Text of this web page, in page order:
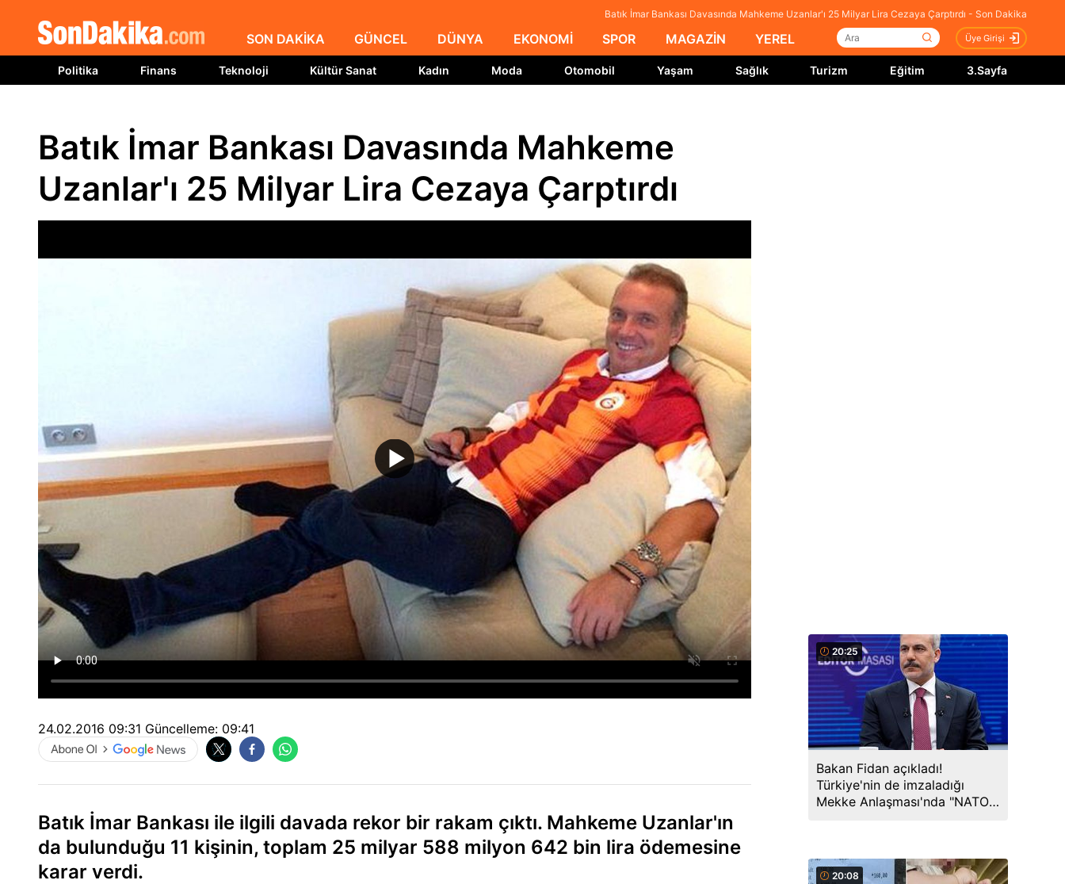
Batık İmar Bankası Davasında Mahkeme Uzanlar'ı 25 Milyar Lira Cezaya Çarptırdı - Son Dakika
SON DAKİKA GÜNCEL DÜNYA EKONOMİ SPOR MAGAZİN YEREL Üye Girişi
Politika Finans Teknoloji Kültür Sanat Kadın Moda Otomobil Yaşam Sağlık Turizm Eğitim 3.Sayfa
Batık İmar Bankası Davasında Mahkeme
Uzanlar'ı 25 Milyar Lira Cezaya Çarptırdı
24.02.2016 09:31 Güncelleme: 09:41
Batık İmar Bankası ile ilgili davada rekor bir rakam çıktı. Mahkeme Uzanlar'ın
da bulunduğu 11 kişinin, toplam 25 milyar 588 milyon 642 bin lira ödemesine
karar verdi.
20:25
Bakan Fidan açıkladı!
Türkiye'nin de imzaladığı
Mekke Anlaşması'nda "NATO"
20:08